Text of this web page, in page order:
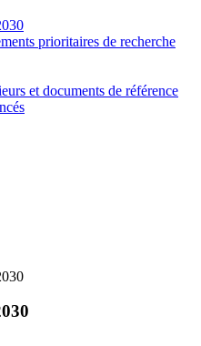
prioritaires de recherche
et documents de référence